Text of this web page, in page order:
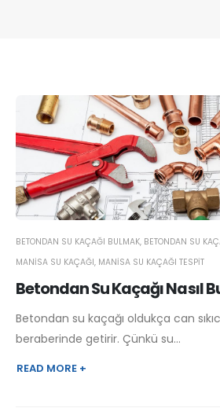
Betondan Su Kaçağı Nasıl
BETONDAN SU KAÇAĞI BULMAK, BETONDAN SU
MANISA SU KAÇAĞI, MANISA SU KAÇAĞI TESPIT
Betondan su kaçağı oldukça can
beraberinde getirir. Çünkü su...
READ MORE +